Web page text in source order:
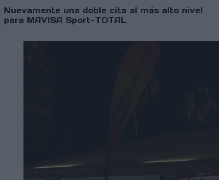
Nuevamente una doble cita al más alto nivel
para MAVISA Sport-TOTAL